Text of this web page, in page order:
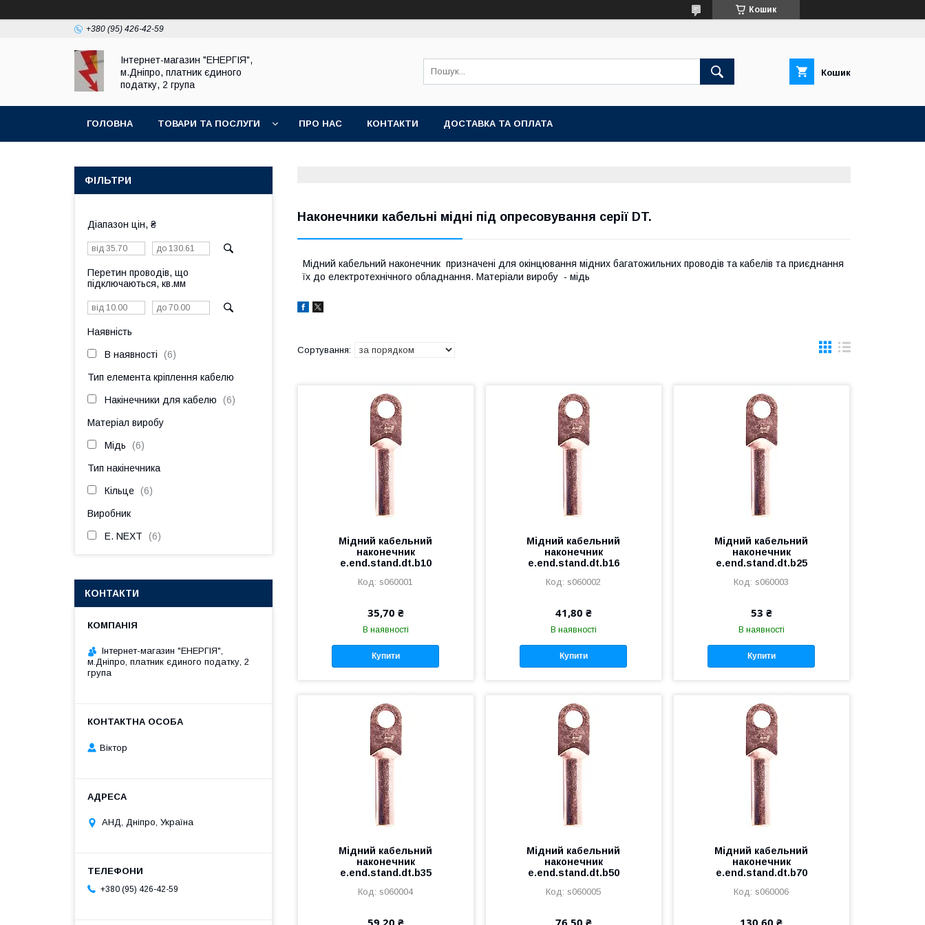
Кошик
+380 (95) 426-42-59
Інтернет-магазин "ЕНЕРГІЯ",
м.Дніпро, платник єдиного
податку, 2 група
Кошик
ГОЛОВНА ТОВАРИ ТА ПОСЛУГИ ПРО НАС КОНТАКТИ ДОСТАВКА ТА ОПЛАТА
Наконечники кабельні мідні під опресовування серії DT.
Мідний кабельний наконечник призначені для окінцювання мідних багатожильних проводів та кабелів та приєднання
їх до електротехнічного обладнання. Матеріали виробу - мідь
Мідний кабельний
наконечник
e.end.stand.dt.b10
s060001
35,70 ₴
В наявності
Купити
Мідний кабельний
наконечник
e.end.stand.dt.b16
s060002
41,80 ₴
В наявності
Купити
Мідний кабельний
наконечник
e.end.stand.dt.b25
s060003
53 ₴
В наявності
Купити
Мідний кабельний
наконечник
e.end.stand.dt.b35
s060004
59,20 ₴
Мідний кабельний
наконечник
e.end.stand.dt.b50
s060005
76,50 ₴
Мідний кабельний
наконечник
e.end.stand.dt.b70
s060006
130,60 ₴
ФІЛЬТРИ
Діапазон цін, ₴
Перетин проводів, що
підключаються, кв.мм
Наявність
В наявності 6
Тип елемента кріплення кабелю
Накінечники для кабелю 6
Матеріал виробу
Мідь 6
Тип накінечника
Кільце 6
Виробник
E. NEXT 6
КОНТАКТИ
Інтернет-магазин "ЕНЕРГІЯ",
м.Дніпро, платник єдиного податку, 2
група
Віктор
АНД, Дніпро, Україна
+380 (95) 426-42-59